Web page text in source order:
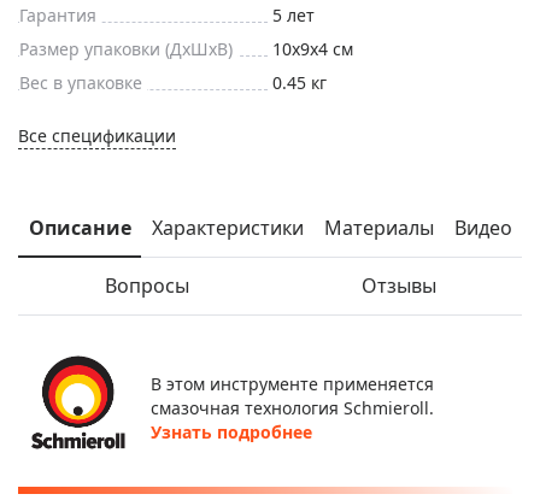
Гарантия
5 лет
Размер упаковки (ДxШxВ)
10x9x4 см
Вес в упаковке
0.45 кг
Все спецификации
Описание Характеристики Материалы Видео
Вопросы Отзывы
В этом инструменте применяется
смазочная технология Schmieroll.
Узнать подробнее